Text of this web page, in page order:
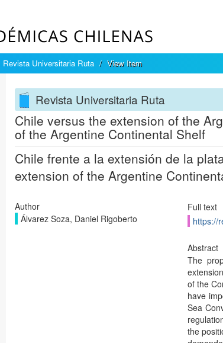
Revista Universitaria Ruta View Item
Revista Universitaria Ruta
Chile versus the extension of the
of the Argentine Continental Shelf
Chile frente a la extensión de la
extension of the Argentine
Author
Álvarez Soza, Daniel Rigoberto
Full text
https://
Abstract
The
of the
have
Sea
the